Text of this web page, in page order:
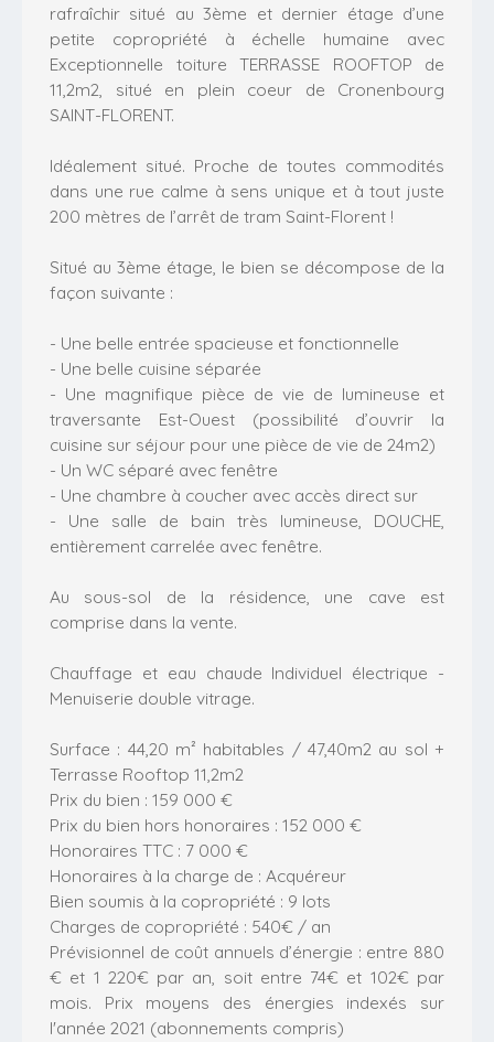
rafraîchir situé au 3ème et dernier étage d’une
petite copropriété à échelle humaine avec
Exceptionnelle toiture TERRASSE ROOFTOP de
11,2m2, situé en plein coeur de Cronenbourg
SAINT-FLORENT.
Idéalement situé. Proche de toutes commodités
dans une rue calme à sens unique et à tout juste
200 mètres de l’arrêt de tram Saint-Florent !
Situé au 3ème étage, le bien se décompose de la
façon suivante :
- Une belle entrée spacieuse et fonctionnelle
- Une belle cuisine séparée
- Une magnifique pièce de vie de lumineuse et
traversante Est-Ouest (possibilité d’ouvrir la
cuisine sur séjour pour une pièce de vie de 24m2)
- Un WC séparé avec fenêtre
- Une chambre à coucher avec accès direct sur
- Une salle de bain très lumineuse, DOUCHE,
entièrement carrelée avec fenêtre.
Au sous-sol de la résidence, une cave est
comprise dans la vente.
Chauffage et eau chaude Individuel électrique -
Menuiserie double vitrage.
Surface : 44,20 m² habitables / 47,40m2 au sol +
Terrasse Rooftop 11,2m2
Prix du bien : 159 000 €
Prix du bien hors honoraires : 152 000 €
Honoraires TTC : 7 000 €
Honoraires à la charge de : Acquéreur
Bien soumis à la copropriété : 9 lots
Charges de copropriété : 540€ / an
Prévisionnel de coût annuels d’énergie : entre 880
€ et 1 220€ par an, soit entre 74€ et 102€ par
mois. Prix moyens des énergies indexés sur
l'année 2021 (abonnements compris)